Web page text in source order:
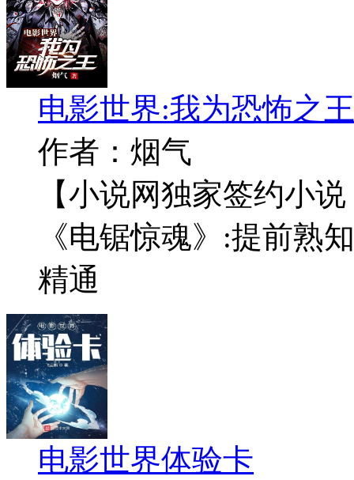
电影世界:我为恐怖之王
作者：烟气
【小说网独家签约小
《电锯惊魂》:提前熟
精通
电影世界体验卡